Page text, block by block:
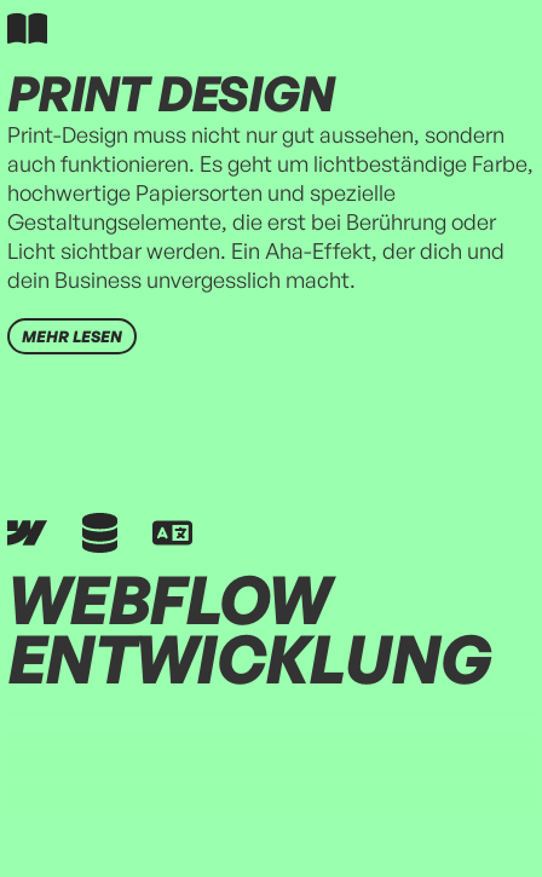
PRINT DESIGN
Print-Design muss nicht nur gut aussehen, sondern
auch funktionieren. Es geht um lichtbeständige Farbe,
hochwertige Papiersorten und spezielle
Gestaltungselemente, die erst bei Berührung oder
Licht sichtbar werden. Ein Aha-Effekt, der dich und
dein Business unvergesslich macht.
MEHR LESEN
WEBFLOW
ENTWICKLUNG